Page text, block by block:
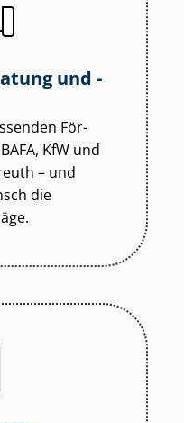
und -
För­
KfW und
– und
die